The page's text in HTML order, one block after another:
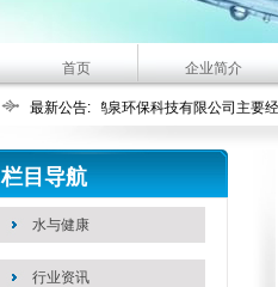
首页 企业简介
最新公告:
大河人家主要经营产品：家用净水机、
河南鹤泉环保科技有限公司主要经营产
栏目导航
水与健康
行业资讯